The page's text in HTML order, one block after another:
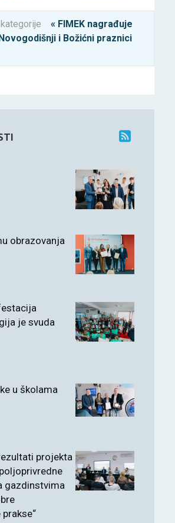
« FIMEK nagrađuje
i Božićni praznici
obrazovanja
je svuda
u školama
projekta
gazdinstvima